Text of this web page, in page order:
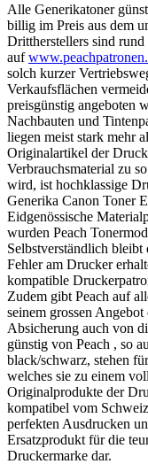
Alle Generikatoner
billig im Preis aus dem
Drittherstellers sind
auf
solch kurzer
Verkaufsflächen
preisgünstig angeboten
Nachbauten und
liegen meist stark mehr
Originalartikel der
Verbrauchsmaterial zu
wird, ist hochklassige
Generika Canon Toner
Eidgenössische
wurden Peach
Selbstverständlich
Fehler am Drucker
kompatible
Zudem gibt Peach auf
seinem grossen
Absicherung auch von
günstig von Peach , so
black/schwarz, stehen
welches sie zu einem
Originalprodukte der
kompatibel vom
perfekten Ausdrucken
Ersatzprodukt für die
Druckermarke dar.